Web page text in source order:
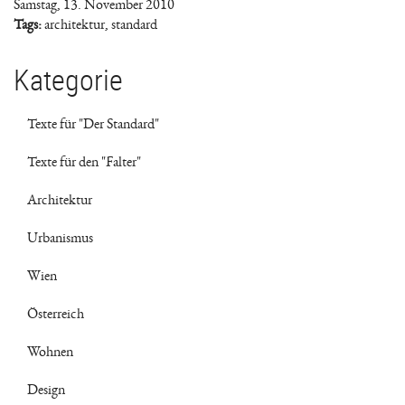
Samstag, 13. November 2010
Tags:architektur, standard
Kategorie
Texte für "Der Standard"
Texte für den "Falter"
Architektur
Urbanismus
Wien
Österreich
Wohnen
Design